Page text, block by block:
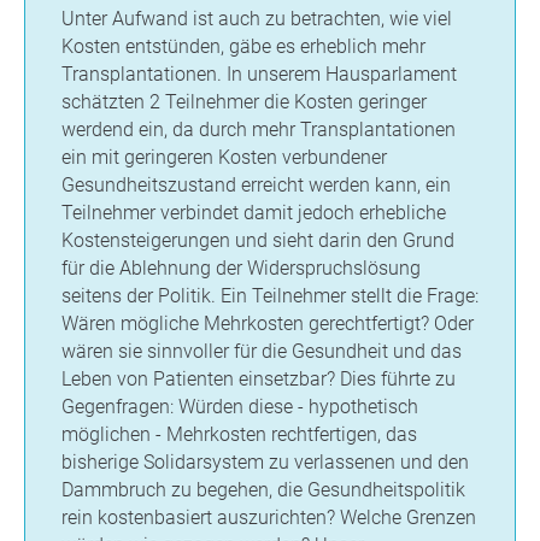
Unter Aufwand ist auch zu betrachten, wie viel
Kosten entstünden, gäbe es erheblich mehr
Transplantationen. In unserem Hausparlament
schätzten 2 Teilnehmer die Kosten geringer
werdend ein, da durch mehr Transplantationen
ein mit geringeren Kosten verbundener
Gesundheitszustand erreicht werden kann, ein
Teilnehmer verbindet damit jedoch erhebliche
Kostensteigerungen und sieht darin den Grund
für die Ablehnung der Widerspruchslösung
seitens der Politik. Ein Teilnehmer stellt die Frage:
Wären mögliche Mehrkosten gerechtfertigt? Oder
wären sie sinnvoller für die Gesundheit und das
Leben von Patienten einsetzbar? Dies führte zu
Gegenfragen: Würden diese - hypothetisch
möglichen - Mehrkosten rechtfertigen, das
bisherige Solidarsystem zu verlassenen und den
Dammbruch zu begehen, die Gesundheitspolitik
rein kostenbasiert auszurichten? Welche Grenzen